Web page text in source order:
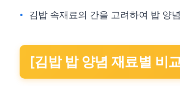
김밥 속재료의 간을 고려하여 밥 양
[김밥 밥 양념 재료별 비